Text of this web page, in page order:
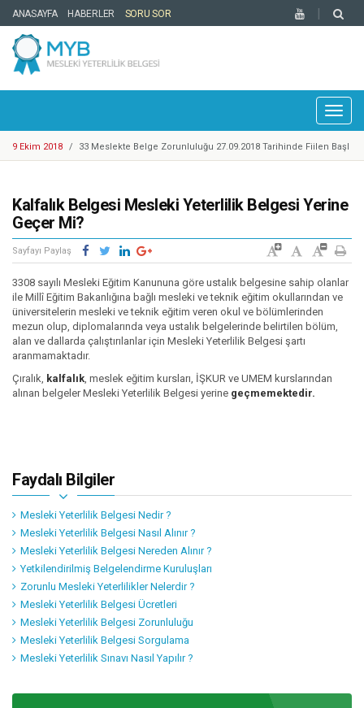
ANASAYFA HABERLER SORU SOR
9 Ekim 2018 /
33 Meslekte Belge Zorunluluğu 27.09.2018 Tarihinde Fiilen Başl
di
25 Eylül 2018 / Türkiye Yeterlilikler Çerçevesi Kurulu 17. Toplantısı Gerçekleşti
rildi
14 Mayıs 2018 /
20 Mart 2018
Enerji Sektöründe 1 Adet Ulusal Yeterlilik Güncellendi
0'e ulaştı
1 Şubat 2018 /
Kosgeb Genel Destek Programı Mesleki Yeterlilik Teşvikleri Ya
yınlandı
9 Mart 2018 /
Metal Sektöründe Belirlenen Yeni Yeterlilikler
9 Ekim 2018 /
Europass Merkezleri Ağı 2018 Yılı Toplantısı Mesleki Yeterlilik K
urumu Ev Sahipliğinde İstanbul’da Gerçekleştirildi.
Kalfalık Belgesi Mesleki Yeterlilik Belgesi Yerine
Geçer Mi?
Sayfayı Paylaş
3308 sayılı Mesleki Eğitim Kanununa göre ustalık belgesine sahip olanlar
ile Millî Eğitim Bakanlığına bağlı mesleki ve teknik eğitim okullarından ve
üniversitelerin mesleki ve teknik eğitim veren okul ve bölümlerinden
mezun olup, diplomalarında veya ustalık belgelerinde belirtilen bölüm,
alan ve dallarda çalıştırılanlar için Mesleki Yeterlilik Belgesi şartı
aranmamaktadır.
Çıralık, kalfalık, meslek eğitim kursları, İŞKUR ve UMEM kurslarından
alınan belgeler Mesleki Yeterlilik Belgesi yerine geçmemektedir.
Faydalı Bilgiler
Mesleki Yeterlilik Belgesi Nedir ?
Mesleki Yeterlilik Belgesi Nasıl Alınır ?
Mesleki Yeterlilik Belgesi Nereden Alınır ?
Yetkilendirilmiş Belgelendirme Kuruluşları
Zorunlu Mesleki Yeterlilikler Nelerdir ?
Mesleki Yeterlilik Belgesi Ücretleri
Mesleki Yeterlilik Belgesi Zorunluluğu
Mesleki Yeterlilik Belgesi Sorgulama
Mesleki Yeterlilik Sınavı Nasıl Yapılır ?